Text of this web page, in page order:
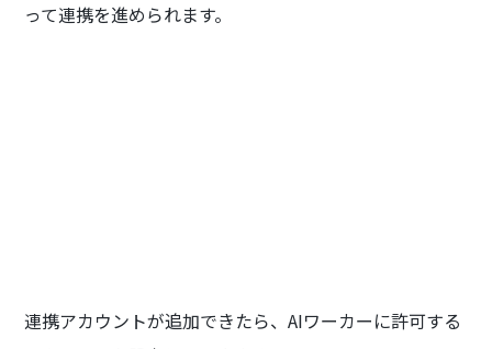
って連携を進められます。
連携アカウントが追加できたら、AIワーカーに許可する